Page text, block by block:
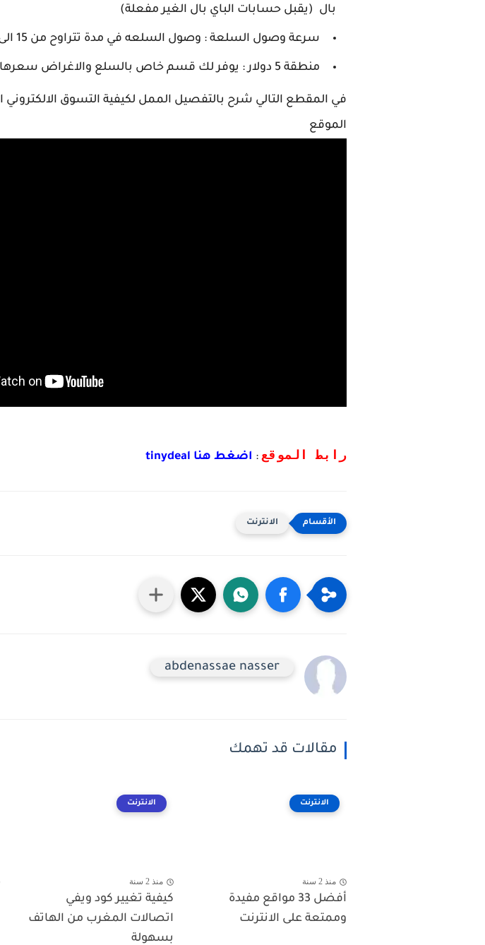
بال (يقبل حسابات الباي بال الغير مفعلة)
سرعة وصول السلعة : وصول السلعه في مدة تتراوح من 15 الى 30 يوم كحد اقصى (عن تجربة شخصية)
منطقة 5 دولار : يوفر لك قسم خاص بالسلع والاغراض سعرها اقل من 5 دولار
الموقع
رابط الموقع : اضغط هنا tinydeal
الانترنت
abdenassae nasser
مقالات قد تهمك
الانترنت
منذ 2 سنة
أفضل 33 مواقع مفيدة
وممتعة على الانترنت
الانترنت
منذ 2 سنة
كيفية تغيير كود ويفي
اتصالات المغرب من الهاتف
بسهولة